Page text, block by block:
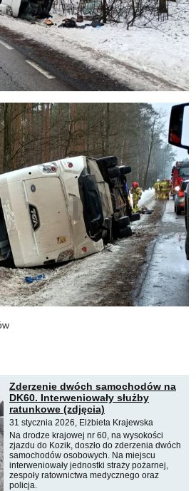
Zderzenie dwóch samochodów na
DK60. Interweniowały służby
ratunkowe (zdjęcia)
31 stycznia 2026, Elżbieta Krajewska
Na drodze krajowej nr 60, na wysokości
zjazdu do Kozik, doszło do zderzenia dwóch
samochodów osobowych. Na miejscu
interweniowały jednostki straży pożarnej,
zespoły ratownictwa medycznego oraz
policja.